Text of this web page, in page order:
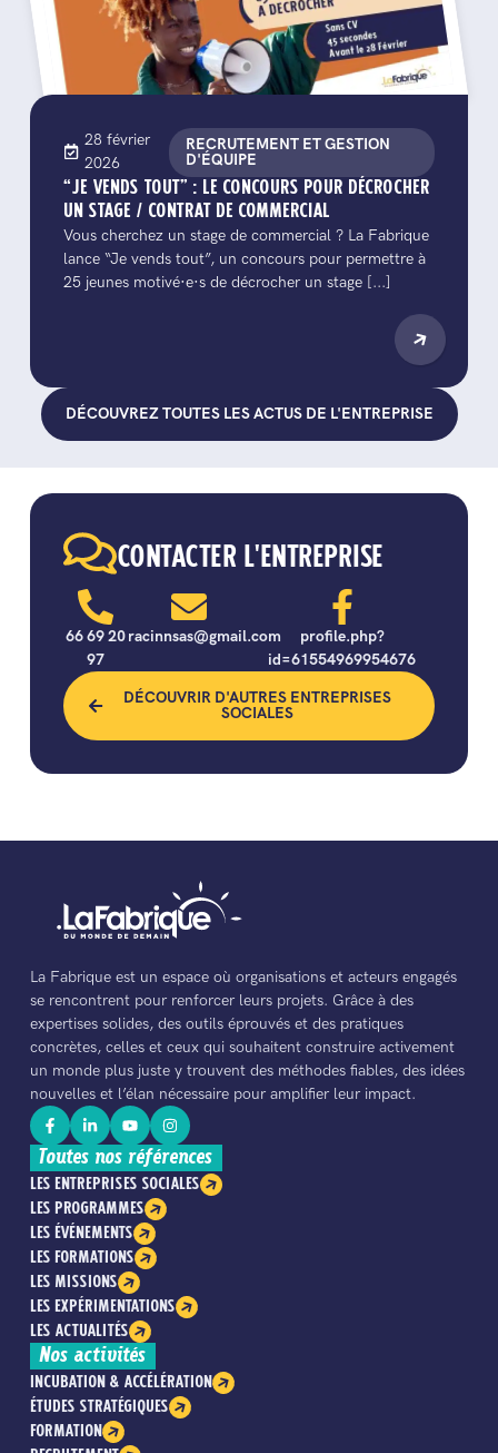
28 février
2026
RECRUTEMENT ET GESTION
D'ÉQUIPE
“JE VENDS TOUT” : LE CONCOURS POUR DÉCROCHER
UN STAGE / CONTRAT DE COMMERCIAL
Vous cherchez un stage de commercial ? La Fabrique
lance “Je vends tout”, un concours pour permettre à
25 jeunes motivé·e·s de décrocher un stage [...]
DÉCOUVREZ TOUTES LES ACTUS DE L'ENTREPRISE
CONTACTER L'ENTREPRISE
66 69 20
97
racinnsas@gmail.com
profile.php?
id=61554969954676
DÉCOUVRIR D'AUTRES ENTREPRISES
SOCIALES
La Fabrique est un espace où organisations et acteurs engagés
se rencontrent pour renforcer leurs projets. Grâce à des
expertises solides, des outils éprouvés et des pratiques
concrètes, celles et ceux qui souhaitent construire activement
un monde plus juste y trouvent des méthodes fiables, des idées
nouvelles et l’élan nécessaire pour amplifier leur impact.
Toutes nos références
LES ENTREPRISES SOCIALES
LES PROGRAMMES
LES ÉVÉNEMENTS
LES FORMATIONS
LES MISSIONS
LES EXPÉRIMENTATIONS
LES ACTUALITÉS
Nos activités
INCUBATION & ACCÉLÉRATION
ÉTUDES STRATÉGIQUES
FORMATION